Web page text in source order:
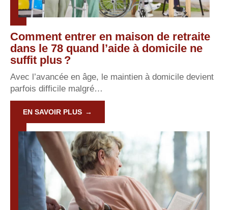
Comment entrer en maison de retraite
dans le 78 quand l’aide à domicile ne
suffit plus ?
Avec l’avancée en âge, le maintien à domicile devient
parfois difficile malgré…
EN SAVOIR PLUS